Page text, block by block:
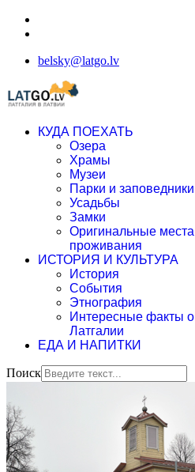
belsky@latgo.lv
КУДА ПОЕХАТЬ
Озера
Храмы
Музеи
Парки и заповедники
Усадьбы
Замки
Оригинальные места
проживания
ИСТОРИЯ И КУЛЬТУРА
История
События
Этнография
Интересные факты о
Латгалии
ЕДА И НАПИТКИ
Поиск